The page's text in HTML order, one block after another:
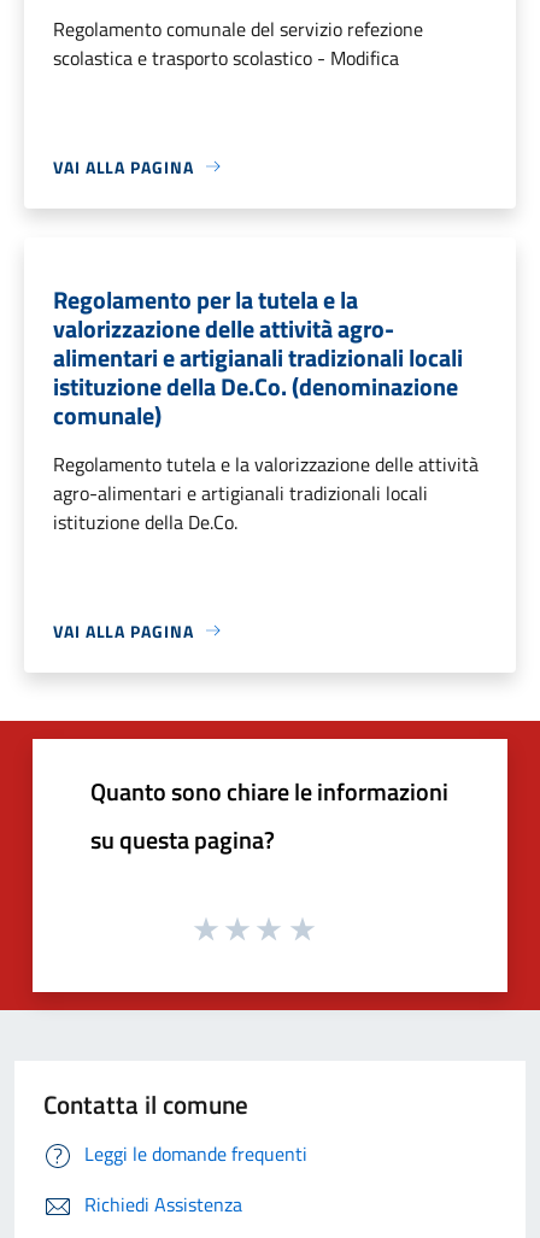
Regolamento comunale del servizio refezione
scolastica e trasporto scolastico - Modifica
VAI ALLA PAGINA
Regolamento per la tutela e la
valorizzazione delle attività agro-
alimentari e artigianali tradizionali locali
istituzione della De.Co. (denominazione
comunale)
Regolamento tutela e la valorizzazione delle attività
agro-alimentari e artigianali tradizionali locali
istituzione della De.Co.
VAI ALLA PAGINA
Quanto sono chiare le informazioni
su questa pagina?
Contatta il comune
Leggi le domande frequenti
Richiedi Assistenza